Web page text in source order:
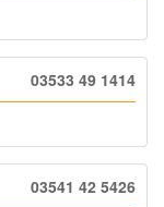
03533 49 1414
03541 42 5426